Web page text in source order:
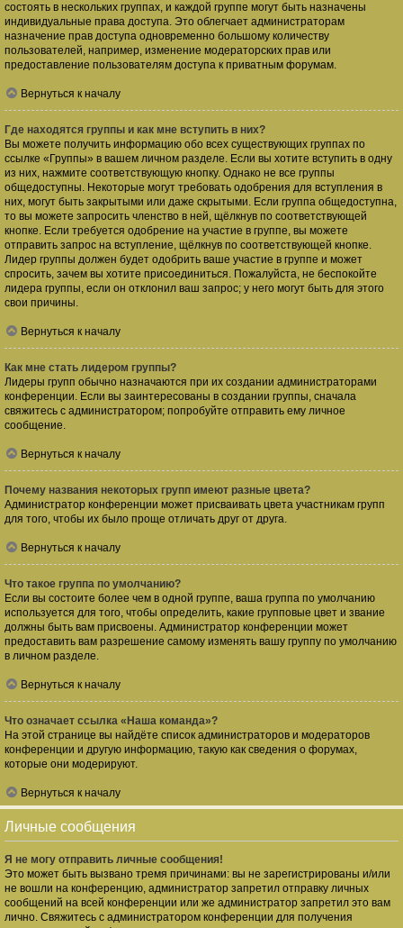
состоять в нескольких группах, и каждой группе могут быть назначены
индивидуальные права доступа. Это облегчает администраторам
назначение прав доступа одновременно большому количеству
пользователей, например, изменение модераторских прав или
предоставление пользователям доступа к приватным форумам.
Вернуться к началу
Где находятся группы и как мне вступить в них?
Вы можете получить информацию обо всех существующих группах по
ссылке «Группы» в вашем личном разделе. Если вы хотите вступить в одну
из них, нажмите соответствующую кнопку. Однако не все группы
общедоступны. Некоторые могут требовать одобрения для вступления в
них, могут быть закрытыми или даже скрытыми. Если группа общедоступна,
то вы можете запросить членство в ней, щёлкнув по соответствующей
кнопке. Если требуется одобрение на участие в группе, вы можете
отправить запрос на вступление, щёлкнув по соответствующей кнопке.
Лидер группы должен будет одобрить ваше участие в группе и может
спросить, зачем вы хотите присоединиться. Пожалуйста, не беспокойте
лидера группы, если он отклонил ваш запрос; у него могут быть для этого
свои причины.
Вернуться к началу
Как мне стать лидером группы?
Лидеры групп обычно назначаются при их создании администраторами
конференции. Если вы заинтересованы в создании группы, сначала
свяжитесь с администратором; попробуйте отправить ему личное
сообщение.
Вернуться к началу
Почему названия некоторых групп имеют разные цвета?
Администратор конференции может присваивать цвета участникам групп
для того, чтобы их было проще отличать друг от друга.
Вернуться к началу
Что такое группа по умолчанию?
Если вы состоите более чем в одной группе, ваша группа по умолчанию
используется для того, чтобы определить, какие групповые цвет и звание
должны быть вам присвоены. Администратор конференции может
предоставить вам разрешение самому изменять вашу группу по умолчанию
в личном разделе.
Вернуться к началу
Что означает ссылка «Наша команда»?
На этой странице вы найдёте список администраторов и модераторов
конференции и другую информацию, такую как сведения о форумах,
которые они модерируют.
Вернуться к началу
Личные сообщения
Я не могу отправить личные сообщения!
Это может быть вызвано тремя причинами: вы не зарегистрированы и/или
не вошли на конференцию, администратор запретил отправку личных
сообщений на всей конференции или же администратор запретил это вам
лично. Свяжитесь с администратором конференции для получения